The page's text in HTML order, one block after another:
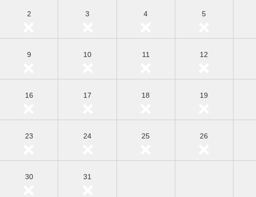
2 3 4 5
9 10 11 12
16 17 18 19
23 24 25 26
30 31